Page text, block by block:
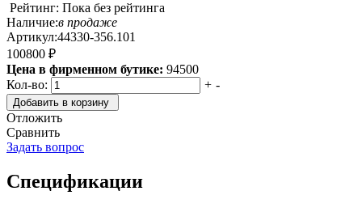
Рейтинг: Пока без рейтинга
Наличие:в продаже
Артикул:44330-356.101
100800 ₽
Цена в фирменном бутике: 94500
Кол-во:
+ -
Добавить в корзину
Отложить
Сравнить
Задать вопрос
Спецификации